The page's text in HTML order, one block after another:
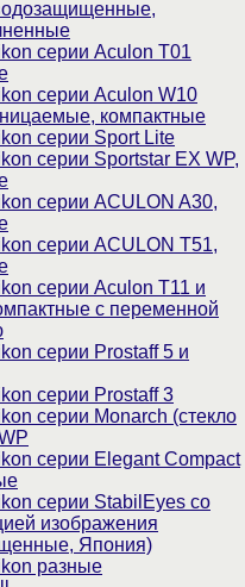
серии Aculon T01
серии Aculon W10
компактные
серии Sport Lite
серии Sportstar EX WP,
серии ACULON A30,
серии ACULON Т51,
серии Aculon T11 и
с переменной
серии Prostaff 5 и
серии Prostaff 3
серии Monarch (стекло
серии Elegant Compact
серии StabilEyes со
изображения
Япония)
разные